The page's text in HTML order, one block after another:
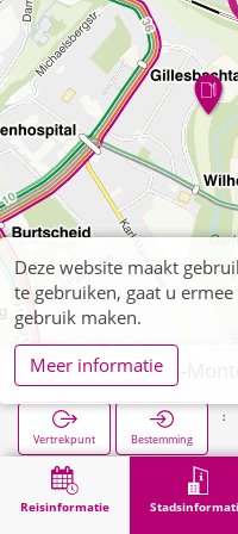
Reisinformatie
Vertrekpunt Bestemming
Stadsinformatie Opleiding
Deze website maakt
te gebruiken, gaat u
gebruik maken.
Meer informatie